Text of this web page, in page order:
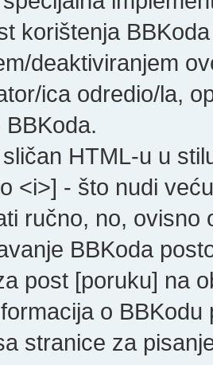
korištenja
deaktiviranjem
ica odredio/la,
HTML-u u
<i>] - što nudi
ručno, no,
BBKoda
post [poruku] na
o
stranice za